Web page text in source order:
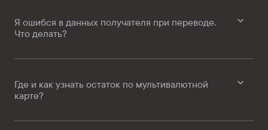
Я ошибся в данных получателя при переводе.
Что делать?
Где и как узнать остаток по мультивалютной
карте?